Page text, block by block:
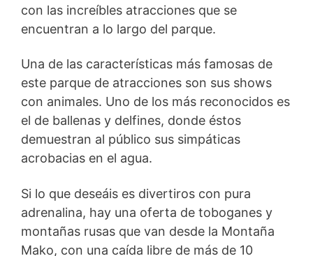
con las increíbles atracciones que se
encuentran a lo largo del parque.
Una de las características más famosas de
este parque de atracciones son sus shows
con animales. Uno de los más reconocidos es
el de ballenas y delfines, donde éstos
demuestran al público sus simpáticas
acrobacias en el agua.
Si lo que deseáis es divertiros con pura
adrenalina, hay una oferta de toboganes y
montañas rusas que van desde la Montaña
Mako, con una caída libre de más de 10